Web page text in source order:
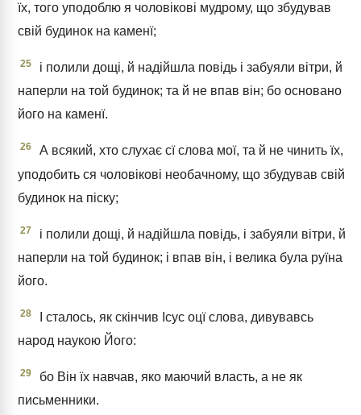
їх, того уподоблю я чоловікові мудрому, що збудував
свій будинок на каменї;
25
і полили дощі, й надійшла повідь і забуяли вітри, й
наперли на той будинок; та й не впав він; бо основано
його на каменї.
26
А всякий, хто слухає сї слова мої, та й не чинить їх,
уподобить ся чоловікові необачному, що збудував свій
будинок на піску;
27
і полили дощі, й надійшла повідь, і забуяли вітри, й
наперли на той будинок; і впав він, і велика була руїна
його.
28
І сталось, як скінчив Ісус оцї слова, дивувавсь
народ наукою Його:
29
бо Він їх навчав, яко маючий власть, а не як
письменники.